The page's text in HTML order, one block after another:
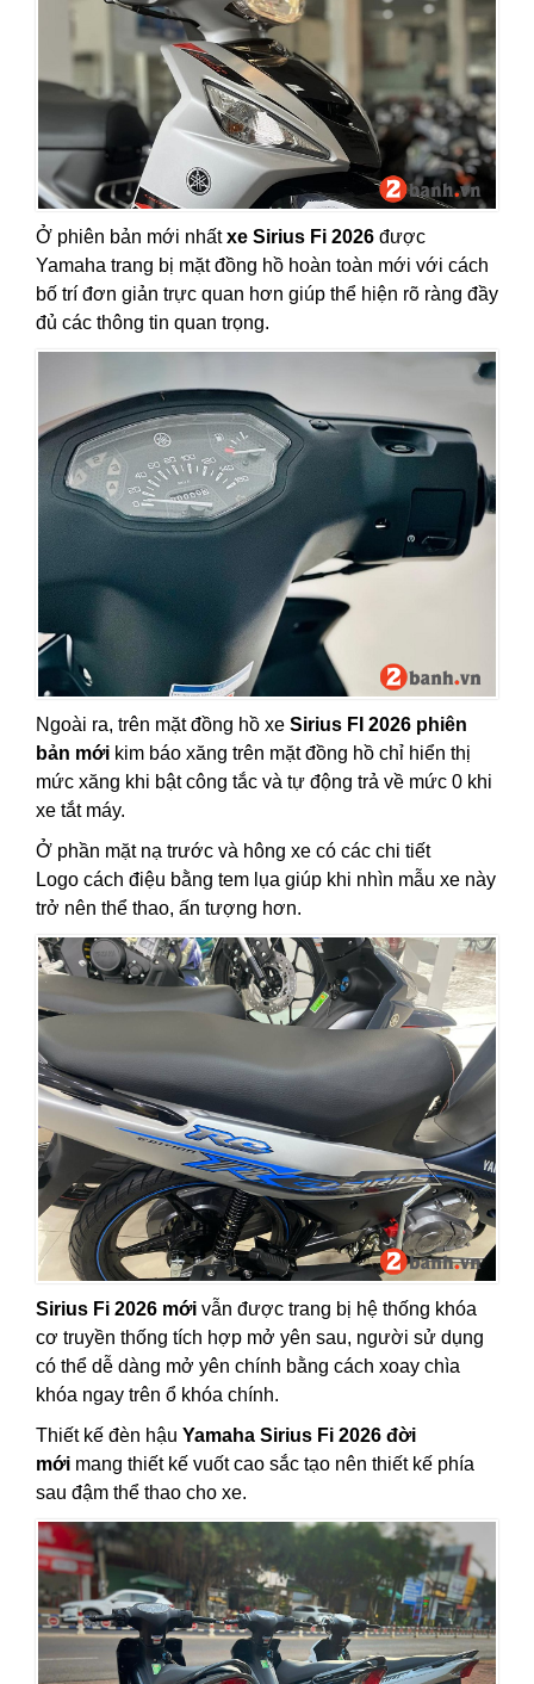
Ở phiên bản mới nhấtxe Sirius Fi 2026 được
Yamaha trang bị mặt đồng hồ hoàn toàn mới với cách
bố trí đơn giản trực quan hơn giúp thể hiện rõ ràng đầy
đủ các thông tin quan trọng.
Ngoài ra, trên mặt đồng hồ xe Sirius FI 2026 phiên
bản mới kim báo xăng trên mặt đồng hồ chỉ hiển thị
mức xăng khi bật công tắc và tự động trả về mức 0 khi
xe tắt máy.
Ở phần mặt nạ trước và hông xe có các chi tiết
Logo cách điệu bằng tem lụa giúp khi nhìn mẫu xe này
trở nên thể thao, ấn tượng hơn.
Sirius Fi 2026 mới vẫn được trang bị hệ thống khóa
cơ truyền thống tích hợp mở yên sau, người sử dụng
có thể dễ dàng mở yên chính bằng cách xoay chìa
khóa ngay trên ổ khóa chính.
Thiết kế đèn hậu Yamaha Sirius Fi 2026 đời
mới mang thiết kế vuốt cao sắc tạo nên thiết kế phía
sau đậm thể thao cho xe.